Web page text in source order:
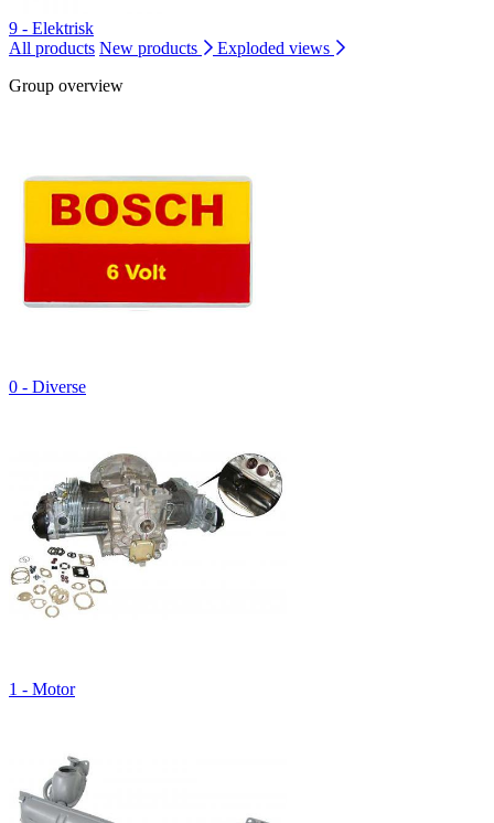
9 - Elektrisk
All products New products
Exploded views
Group overview
0 - Diverse
1 - Motor